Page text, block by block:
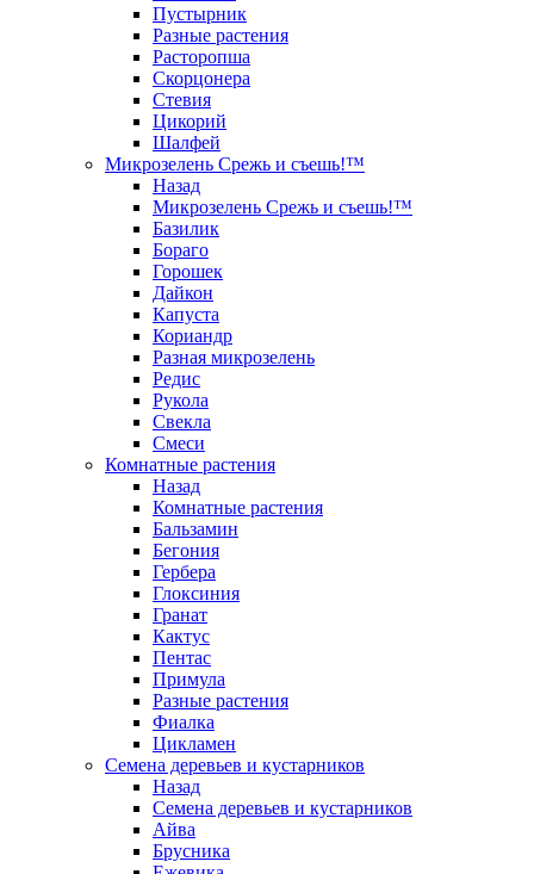
Пустырник
Разные растения
Расторопша
Скорцонера
Стевия
Цикорий
Шалфей
Микрозелень Срежь и съешь!™
Назад
Микрозелень Срежь и съешь!™
Базилик
Бораго
Горошек
Дайкон
Капуста
Кориандр
Разная микрозелень
Редис
Рукола
Свекла
Смеси
Комнатные растения
Назад
Комнатные растения
Бальзамин
Бегония
Гербера
Глоксиния
Гранат
Кактус
Пентас
Примула
Разные растения
Фиалка
Цикламен
Семена деревьев и кустарников
Назад
Семена деревьев и кустарников
Айва
Брусника